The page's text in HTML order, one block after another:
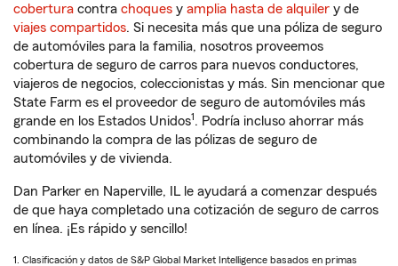
cobertura contra choques y amplia hasta de alquiler y de
viajes compartidos. Si necesita más que una póliza de seguro
de automóviles para la familia, nosotros proveemos
cobertura de seguro de carros para nuevos conductores,
viajeros de negocios, coleccionistas y más. Sin mencionar que
State Farm es el proveedor de seguro de automóviles más
grande en los Estados Unidos1. Podría incluso ahorrar más
combinando la compra de las pólizas de seguro de
automóviles y de vivienda.
Dan Parker en Naperville, IL le ayudará a comenzar después
de que haya completado una cotización de seguro de carros
en línea. ¡Es rápido y sencillo!
1. Clasificación y datos de S&P Global Market Intelligence basados en primas